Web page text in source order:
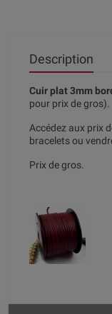
Description
Cuir plat 3mm
pour prix de gros).
Accédez aux prix
bracelets ou
Prix de gros.